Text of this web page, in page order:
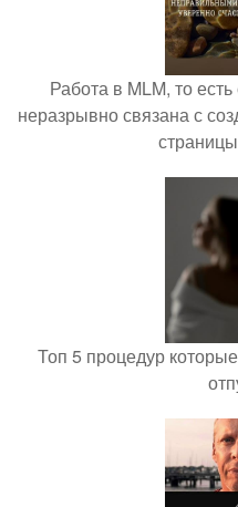
Работа в MLM, то
неразрывно связана с
Топ 5 процедур